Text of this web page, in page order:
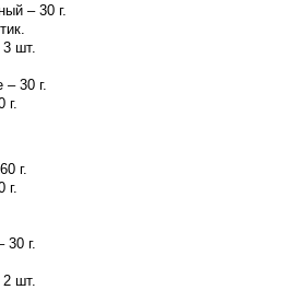
– 30 г.
шт.
– 30 г.
г.
г.
г.
30 г.
шт.